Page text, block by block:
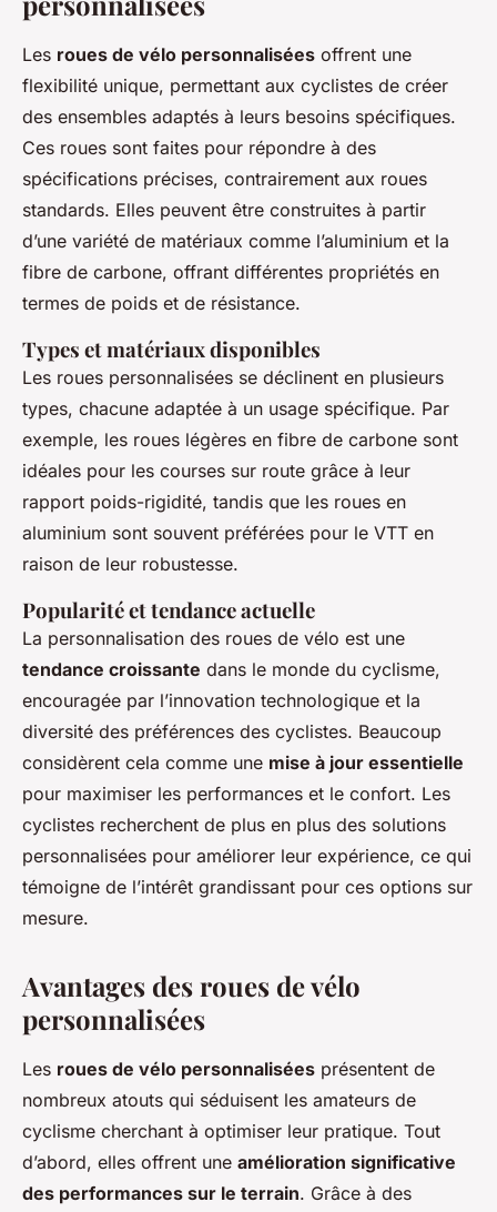
personnalisées: faut-il y aller?
Léon•1 avril 2025•6 min de lecture
Les roues de vélo personnalisées offrent une
flexibilité unique, permettant aux cyclistes de créer
des ensembles adaptés à leurs besoins spécifiques.
Ces roues sont faites pour répondre à des
spécifications précises, contrairement aux roues
standards. Elles peuvent être construites à partir
d’une variété de matériaux comme l’aluminium et la
fibre de carbone, offrant différentes propriétés en
termes de poids et de résistance.
Types et matériaux disponibles
Les roues personnalisées se déclinent en plusieurs
types, chacune adaptée à un usage spécifique. Par
exemple, les roues légères en fibre de carbone sont
idéales pour les courses sur route grâce à leur
rapport poids-rigidité, tandis que les roues en
aluminium sont souvent préférées pour le VTT en
raison de leur robustesse.
Popularité et tendance actuelle
La personnalisation des roues de vélo est une
tendance croissante dans le monde du cyclisme,
encouragée par l’innovation technologique et la
diversité des préférences des cyclistes. Beaucoup
considèrent cela comme une mise à jour essentielle
pour maximiser les performances et le confort. Les
cyclistes recherchent de plus en plus des solutions
personnalisées pour améliorer leur expérience, ce qui
témoigne de l’intérêt grandissant pour ces options sur
mesure.
Avantages des roues de vélo
personnalisées
Les roues de vélo personnalisées présentent de
nombreux atouts qui séduisent les amateurs de
cyclisme cherchant à optimiser leur pratique. Tout
d’abord, elles offrent une amélioration significative
des performances sur le terrain. Grâce à des